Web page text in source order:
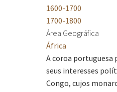
1600-1700
1700-1800
Área Geográfica
África
A coroa portuguesa
seus interesses
Congo, cujos